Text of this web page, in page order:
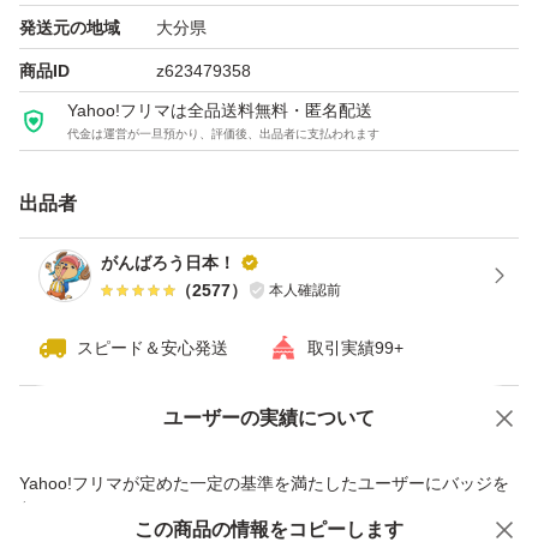
着色料・香料
内容量
160g
賞味期限
発送時1ケ月以上：詳細は製品に記載(未開封)
直射日光・高温多湿を避けて保存して下さい
■ 栄養成分表示(100g当たり)
エネルギー 474kcal たんぱく質 10.9g
発送元の地域 大分県
商品ID z623479358
Yahoo!フリマは全品送料無料・匿名配送
代金は運営が一旦預かり、評価後、出品者に支払われます
出品者
がんばろう日本！
（2577） 本人確認前
スピード＆安心発送 取引実績99+
ユーザーの実績について
Yahoo!フリマが定めた一定の基準を満たしたユーザーにバッジを
付与しています
価格の相談 商品への質問
この商品の情報をコピーします
この商品をみている人にオススメ